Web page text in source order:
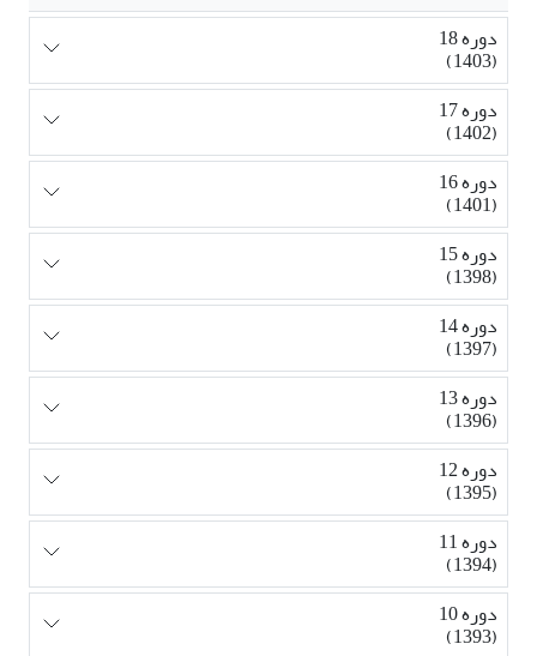
دوره 18
(1403)
دوره 17
(1402)
دوره 16
(1401)
دوره 15
(1398)
دوره 14
(1397)
دوره 13
(1396)
دوره 12
(1395)
دوره 11
(1394)
دوره 10
(1393)